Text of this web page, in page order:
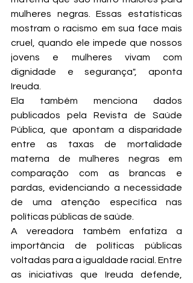
mulheres negras. Essas estatísticas
mostram o racismo em sua face mais
cruel, quando ele impede que nossos
jovens e mulheres vivam com
dignidade e segurança", aponta
Ireuda.
Ela também menciona dados
publicados pela Revista de Saúde
Pública, que apontam a disparidade
entre as taxas de mortalidade
materna de mulheres negras em
comparação com as brancas e
pardas, evidenciando a necessidade
de uma atenção específica nas
políticas públicas de saúde.
A vereadora também enfatiza a
importância de políticas públicas
voltadas para a igualdade racial. Entre
as iniciativas que Ireuda defende,